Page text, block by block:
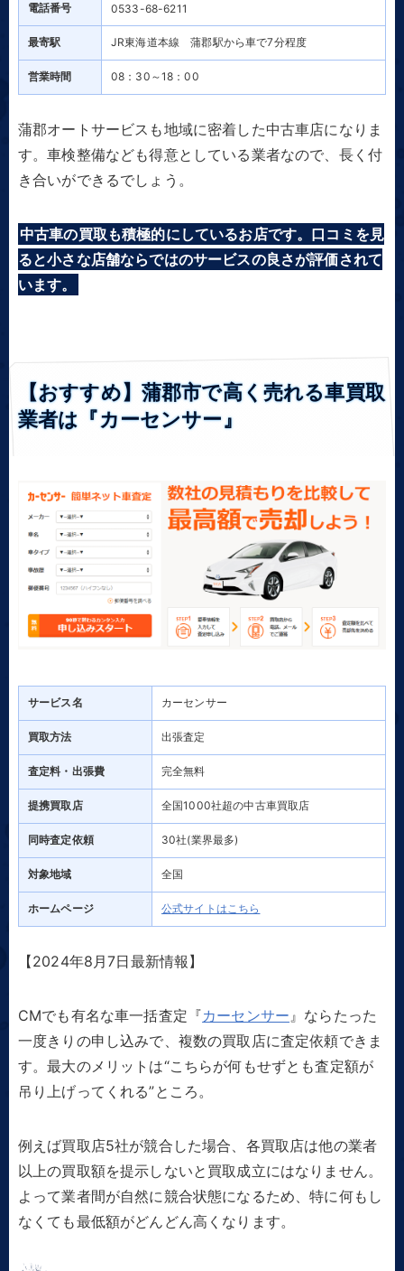
電話番号 0533-68-6211
最寄駅 JR東海道本線 蒲郡駅から車で7分程度
営業時間 08：30～18：00
蒲郡オートサービスも地域に密着した中古車店になりま
す。車検整備なども得意としている業者なので、長く付
き合いができるでしょう。
中古車の買取も積極的にしているお店です。口コミを見
ると小さな店舗ならではのサービスの良さが評価されて
います。
【おすすめ】蒲郡市で高く売れる車買取
業者は『カーセンサー』
サービス名 カーセンサー
買取方法 出張査定
査定料・出張費 完全無料
提携買取店 全国1000社超の中古車買取店
同時査定依頼 30社(業界最多)
対象地域 全国
ホームページ 公式サイトはこちら
【2024年8月7日最新情報】
CMでも有名な車一括査定『カーセンサー』ならたった
一度きりの申し込みで、複数の買取店に査定依頼できま
す。最大のメリットは“こちらが何もせずとも査定額が
吊り上げってくれる”ところ。
例えば買取店5社が競合した場合、各買取店は他の業者
以上の買取額を提示しないと買取成立にはなりません。
よって業者間が自然に競合状態になるため、特に何もし
なくても最低額がどんどん高くなります。